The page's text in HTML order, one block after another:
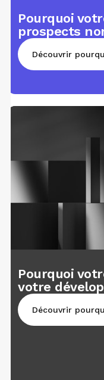
Pourquoi
prospects
Découvrir
Pourquoi
votre
Découvrir